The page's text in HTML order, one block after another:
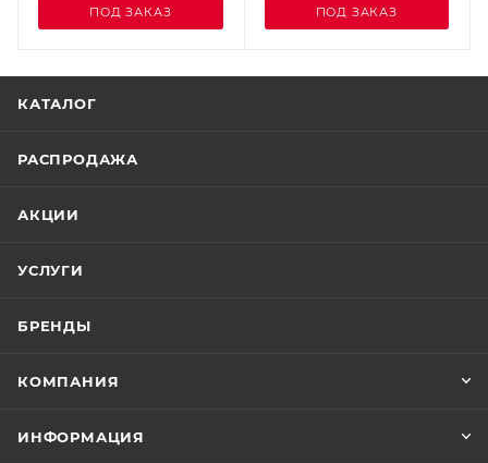
ПОД ЗАКАЗ ПОД ЗАКАЗ
КАТАЛОГ
РАСПРОДАЖА
АКЦИИ
УСЛУГИ
БРЕНДЫ
КОМПАНИЯ
ИНФОРМАЦИЯ